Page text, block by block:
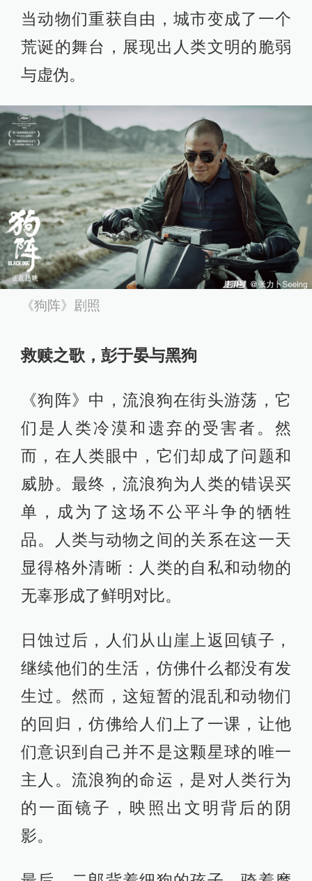
当动物们重获自由，城市变成了一个
荒诞的舞台，展现出人类文明的脆弱
与虚伪。
《狗阵》剧照
救赎之歌，彭于晏与黑狗
《狗阵》中，流浪狗在街头游荡，它
们是人类冷漠和遗弃的受害者。然
而，在人类眼中，它们却成了问题和
威胁。最终，流浪狗为人类的错误买
单，成为了这场不公平斗争的牺牲
品。人类与动物之间的关系在这一天
显得格外清晰：人类的自私和动物的
无辜形成了鲜明对比。
日蚀过后，人们从山崖上返回镇子，
继续他们的生活，仿佛什么都没有发
生过。然而，这短暂的混乱和动物们
的回归，仿佛给人们上了一课，让他
们意识到自己并不是这颗星球的唯一
主人。流浪狗的命运，是对人类行为
的一面镜子，映照出文明背后的阴
影。